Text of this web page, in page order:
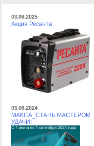
03.06.2025
Акция Ресанта
03.06.2024
MAKITA_СТАНЬ МАСТЕРОМ
УДАЧИ!